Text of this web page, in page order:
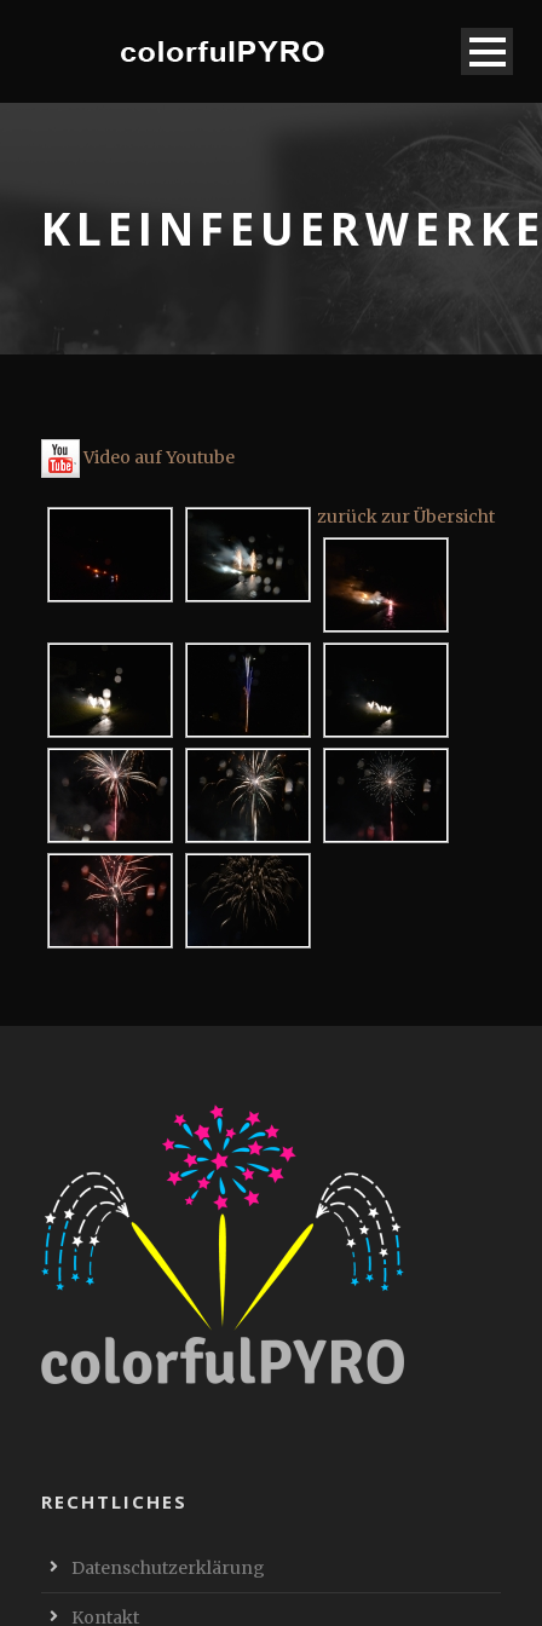
Video auf Youtube
zurück zur Übersicht
RECHTLICHES
Datenschutzerklärung
Kontakt